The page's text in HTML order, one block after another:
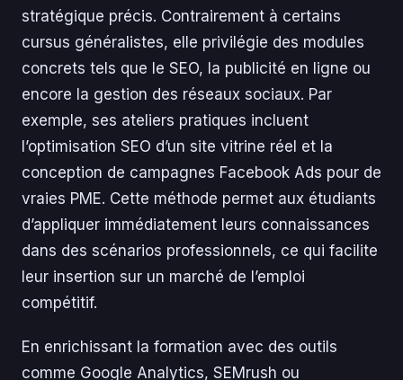
stratégique précis. Contrairement à certains
cursus généralistes, elle privilégie des modules
concrets tels que le SEO, la publicité en ligne ou
encore la gestion des réseaux sociaux. Par
exemple, ses ateliers pratiques incluent
l’optimisation SEO d’un site vitrine réel et la
conception de campagnes Facebook Ads pour de
vraies PME. Cette méthode permet aux étudiants
d’appliquer immédiatement leurs connaissances
dans des scénarios professionnels, ce qui facilite
leur insertion sur un marché de l’emploi
compétitif.
En enrichissant la formation avec des outils
comme Google Analytics, SEMrush ou